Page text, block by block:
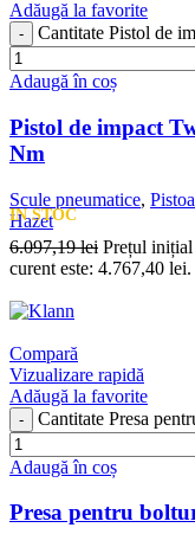
Adăugă la favorite
Cantitate Pistol de
Adaugă în coș
Pistol de impact
Nm
Scule pneumatice,
Hazet
IN STOC
6.097,19lei Prețul
curent este: 4.767,40 lei.
Compară
Vizualizare rapidă
Adăugă la favorite
Cantitate Presa
Adaugă în coș
Presa pentru